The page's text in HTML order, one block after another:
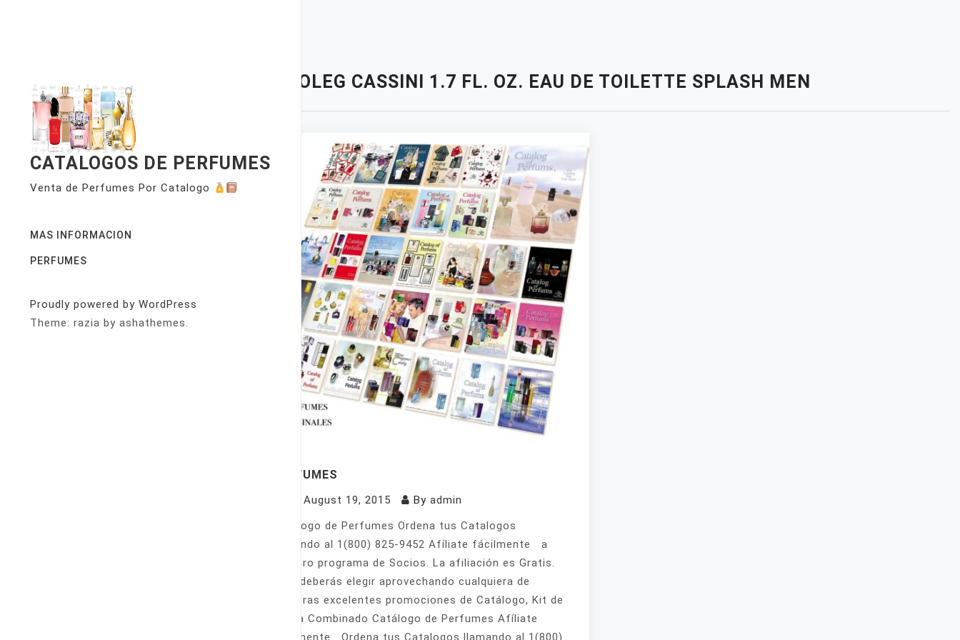
CATALOGOS DE PERFUMES
Venta de Perfumes Por Catalogo
MAS INFORMACION
PERFUMES
Proudly powered by WordPress
Theme: razia by ashathemes.
OLEG CASSINI 1.7 FL. OZ. EAU DE TOILETTE SPLASH MEN
PERFUMES
August 19, 2015 By admin
Catálogo de Perfumes Ordena tus Catalogos
llamando al 1(800) 825-9452 Afíliate fácilmente a
nuestro programa de Socios. La afiliación es Gratis.
Sólo deberás elegir aprovechando cualquiera de
nuestras excelentes promociones de Catálogo, Kit de
Venta Combinado Catálogo de Perfumes Afíliate
fácilmente Ordena tus Catalogos llamando al 1(800)